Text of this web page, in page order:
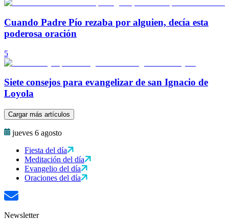
Cuando Padre Pío rezaba por alguien, decía esta
poderosa oración
5
Siete consejos para evangelizar de san Ignacio de
Loyola
Cargar más artículos
jueves 6 agosto
Fiesta del día
Meditación del día
Evangelio del día
Oraciones del día
Newsletter